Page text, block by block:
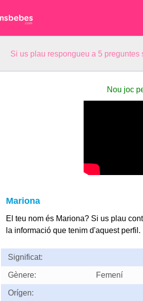
Si us plau respongueu a 5 preguntes
Nou joc
Mariona
El teu nom és Mariona? Si us plau
la informació que tenim d'aquest perfil.
Significat:
Gènere: Femení
Orígen: